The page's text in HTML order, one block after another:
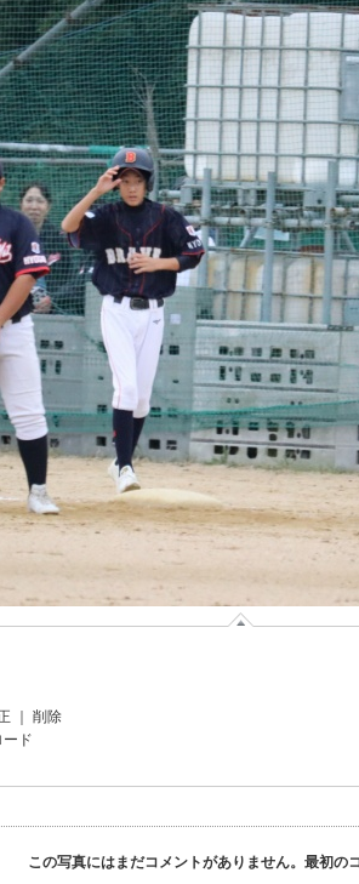
削除
ド
この写真にはまだコメントがありません。最初の